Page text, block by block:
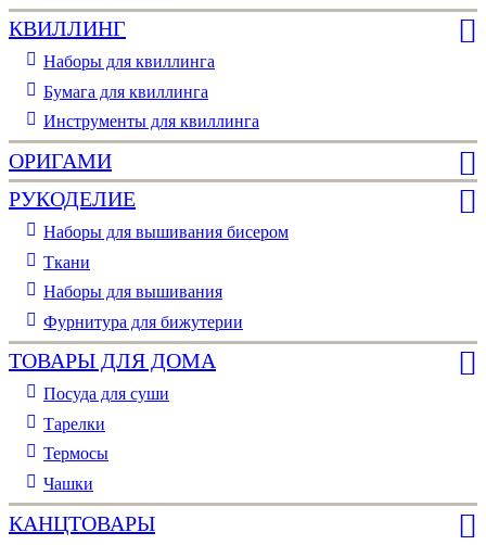
КВИЛЛИНГ
Наборы для квиллинга
Бумага для квиллинга
Инструменты для квиллинга
ОРИГАМИ
РУКОДЕЛИЕ
Наборы для вышивания бисером
Ткани
Наборы для вышивания
Фурнитура для бижутерии
ТОВАРЫ ДЛЯ ДОМА
Посуда для суши
Тарелки
Термосы
Чашки
КАНЦТОВАРЫ